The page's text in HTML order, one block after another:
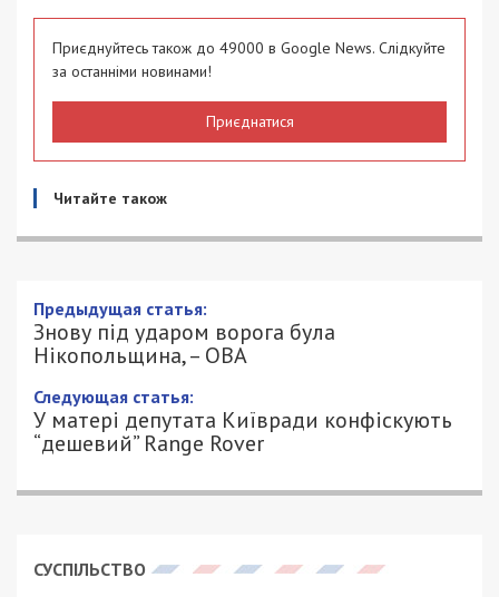
Приєднуйтесь також до 49000 в Google News. Слідкуйте
за останніми новинами!
Приєднатися
Читайте також
Знову під ударом ворога була
Нікопольщина, – ОВА
7/10/2024 - 19:09
ПЕТРО ЩУКІН - СПЕЦИАЛЬНО ДЛЯ
49000.COM.UA
842